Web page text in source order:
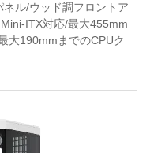
ル/ウッド調フロントア
ITX対応/最大455mm
大190mmまでのCPUク